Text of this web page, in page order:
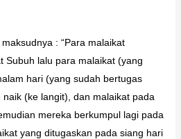
: “Para malaikat
Subuh lalu para malaikat (yang
hari (yang sudah bertugas
(ke langit), dan malaikat pada
mereka berkumpul lagi pada
yang ditugaskan pada siang hari